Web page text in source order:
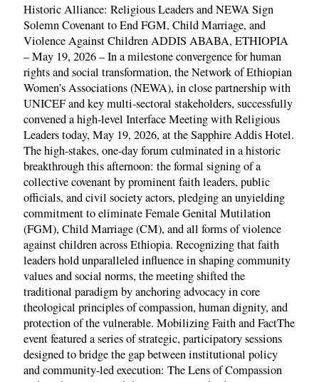
Historic Alliance: Religious Leaders and NEWA Sign
Solemn Covenant to End FGM, Child Marriage, and
Violence Against Children ADDIS ABABA, ETHIOPIA
– May 19, 2026 – In a milestone convergence for human
rights and social transformation, the Network of Ethiopian
Women’s Associations (NEWA), in close partnership with
UNICEF and key multi-sectoral stakeholders, successfully
convened a high-level Interface Meeting with Religious
Leaders today, May 19, 2026, at the Sapphire Addis Hotel.
The high-stakes, one-day forum culminated in a historic
breakthrough this afternoon: the formal signing of a
collective covenant by prominent faith leaders, public
officials, and civil society actors, pledging an unyielding
commitment to eliminate Female Genital Mutilation
(FGM), Child Marriage (CM), and all forms of violence
against children across Ethiopia. Recognizing that faith
leaders hold unparalleled influence in shaping community
values and social norms, the meeting shifted the
traditional paradigm by anchoring advocacy in core
theological principles of compassion, human dignity, and
protection of the vulnerable. Mobilizing Faith and FactThe
event featured a series of strategic, participatory sessions
designed to bridge the gap between institutional policy
and community-led execution: The Lens of Compassion